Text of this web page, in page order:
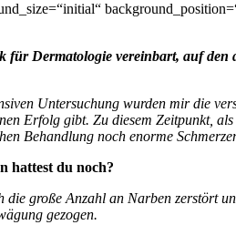
Dermatologie vereinbart, auf
Untersuchung wurden mir die
Erfolg gibt. Zu diesem Zeitpunkt,
Behandlung noch enorme
hattest du noch?
große Anzahl an Narben zerstört
gezogen.